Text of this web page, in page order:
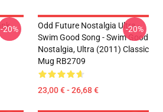
-20%
Odd Future Nostalgia Ultra -
Swim Good Song - Swim Good
Nostalgia, Ultra (2011) Classic
Mug RB2709
23,00 € - 26,68 €
-20%